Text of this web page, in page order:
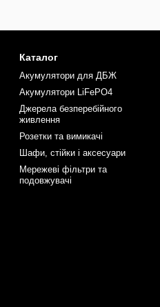
Каталог
Акумулятори для ДБЖ
Акумулятори LiFePO4
Джерела безперебійного
живлення
Розетки та вимикачі
Шафи, стійки і аксесуари
Мережеві фільтри та
подовжувачі